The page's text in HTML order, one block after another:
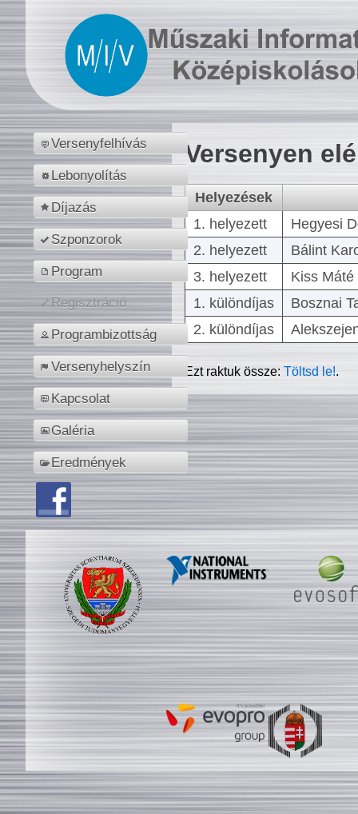
Versenyfelhívás
Lebonyolítás
Díjazás
Szponzorok
Program
Regisztráció
Programbizottság
Versenyhelyszín
Kapcsolat
Galéria
Eredmények
Versenyen
Helyezések
1. helyezett
Hegyesi
2. helyezett
Bálint
3. helyezett
Kiss
1. különdíjas
Bosznai
2. különdíjas
Ezt raktuk össze:Töltsd le!.